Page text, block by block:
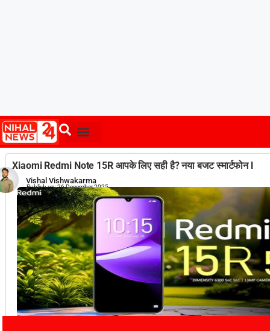
Xiaomi Redmi Note 15R आपके लिए सही है? नया बजट स्मार्टफोन l
Vishal Vishwakarma
Publish on:26 December 2025